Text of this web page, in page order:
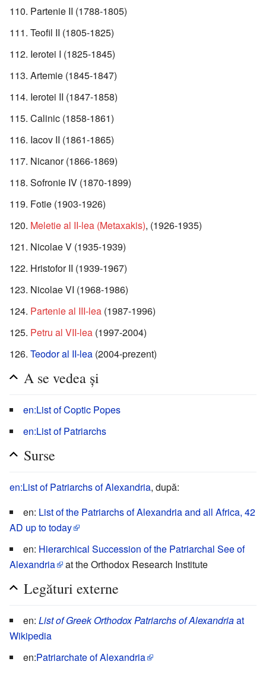
Partenie II (1788-1805)
Teofil II (1805-1825)
Ierotei I (1825-1845)
Artemie (1845-1847)
Ierotei II (1847-1858)
Calinic (1858-1861)
Iacov II (1861-1865)
Nicanor (1866-1869)
Sofronie IV (1870-1899)
Fotie (1903-1926)
Meletie al II-lea (Metaxakis), (1926-1935)
Nicolae V (1935-1939)
Hristofor II (1939-1967)
Nicolae VI (1968-1986)
Partenie al III-lea (1987-1996)
Petru al VII-lea (1997-2004)
Teodor al II-lea (2004-prezent)
A se vedea și
en:List of Coptic Popes
en:List of Patriarchs
Surse
en:List of Patriarchs of Alexandria, după:
en: List of the Patriarchs of Alexandria and all Africa, 42
AD up to today
en: Hierarchical Succession of the Patriarchal See of
Alexandria
at the Orthodox Research Institute
Legături externe
en: List of Greek Orthodox Patriarchs of Alexandriaat
Wikipedia
en:Patriarchate of Alexandria